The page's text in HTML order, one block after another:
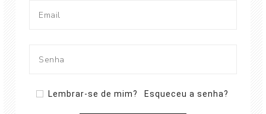
Lembrar-se de mim? Esqueceu a senha?